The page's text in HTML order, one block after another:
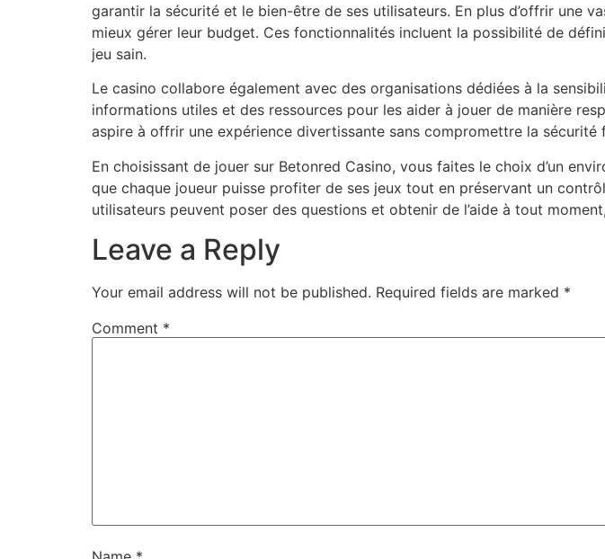
garantir la sécurité et le bien-être de ses utilisateurs. En plus d’offrir une
mieux gérer leur budget. Ces fonctionnalités incluent la possibilité de
jeu sain.
Le casino collabore également avec des organisations dédiées à la
informations utiles et des ressources pour les aider à jouer de manière
aspire à offrir une expérience divertissante sans compromettre la sécurité
En choisissant de jouer sur Betonred Casino, vous faites le choix d’un
que chaque joueur puisse profiter de ses jeux tout en préservant un
utilisateurs peuvent poser des questions et obtenir de l’aide à tout
Leave a Reply
Your email address will not be published. Required fields are marked *
Comment *